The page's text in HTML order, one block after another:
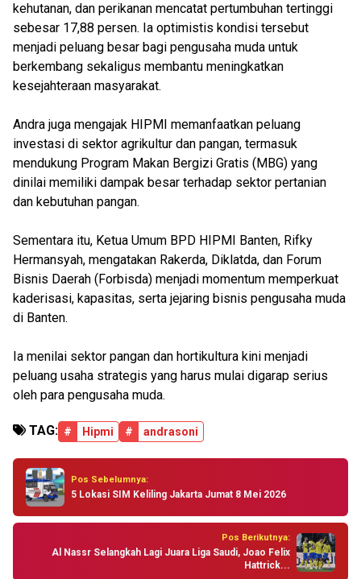
kehutanan, dan perikanan mencatat pertumbuhan tertinggi
sebesar 17,88 persen. Ia optimistis kondisi tersebut
menjadi peluang besar bagi pengusaha muda untuk
berkembang sekaligus membantu meningkatkan
kesejahteraan masyarakat.
Andra juga mengajak HIPMI memanfaatkan peluang
investasi di sektor agrikultur dan pangan, termasuk
mendukung Program Makan Bergizi Gratis (MBG) yang
dinilai memiliki dampak besar terhadap sektor pertanian
dan kebutuhan pangan.
Sementara itu, Ketua Umum BPD HIPMI Banten, Rifky
Hermansyah, mengatakan Rakerda, Diklatda, dan Forum
Bisnis Daerah (Forbisda) menjadi momentum memperkuat
kaderisasi, kapasitas, serta jejaring bisnis pengusaha muda
di Banten.
Ia menilai sektor pangan dan hortikultura kini menjadi
peluang usaha strategis yang harus mulai digarap serius
oleh para pengusaha muda.
TAG: # Hipmi # andrasoni
Pos Sebelumnya:
5 Lokasi SIM Keliling Jakarta Jumat 8 Mei 2026
Pos Berikutnya:
Al Nassr Selangkah Lagi Juara Liga Saudi, Joao Felix
Hattrick...